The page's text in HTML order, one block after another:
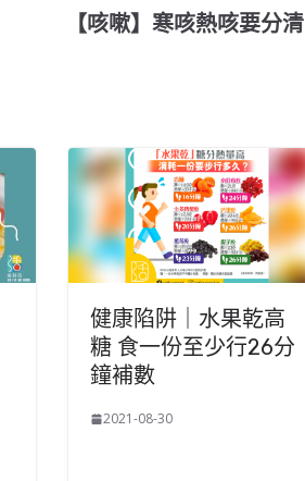
【咳嗽】寒咳熱咳要分清
健康陷阱｜水果乾高
糖 食一份至少行26分
鐘補數
2021-08-30